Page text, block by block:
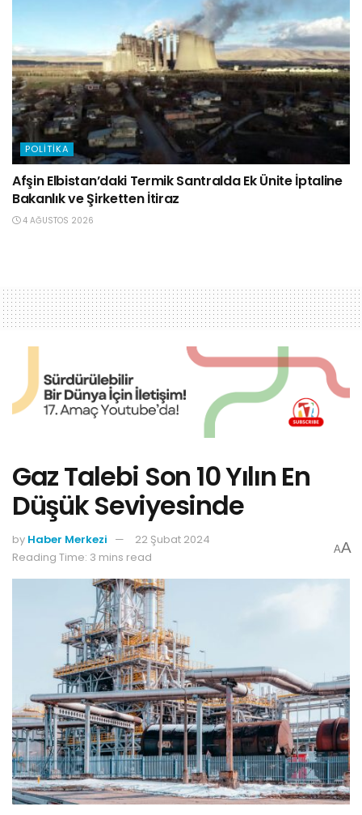
POLITIKA
Afşin Elbistan’daki Termik Santralda Ek Ünite İptaline
Bakanlık ve Şirketten İtiraz
4 AĞUSTOS 2026
Gaz Talebi Son 10 Yılın En
Düşük Seviyesinde
by Haber Merkezi
22 Şubat 2024
Reading Time: 3 mins read
AA